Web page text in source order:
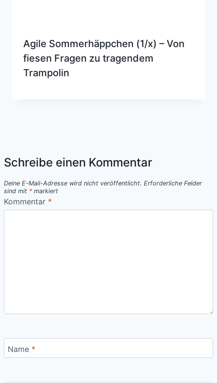
Agile Sommerhäppchen (1/x) – Von
fiesen Fragen zu tragendem
Trampolin
Schreibe einen Kommentar
Deine E-Mail-Adresse wird nicht veröffentlicht. Erforderliche Felder
sind mit *markiert
Kommentar *
Name *